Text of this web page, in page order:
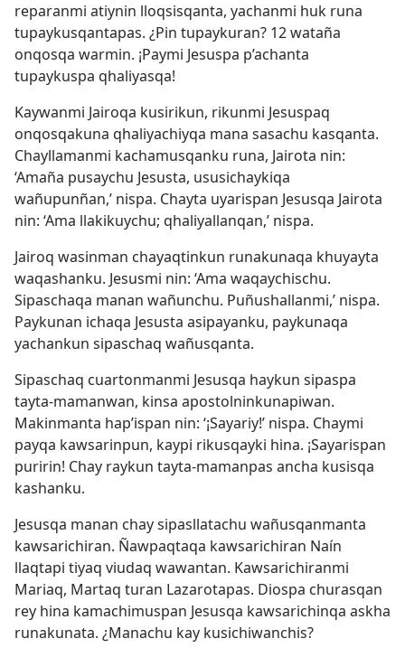
reparanmi atiynin lloqsisqanta, yachanmi huk runa
tupaykusqantapas. ¿Pin tupaykuran? 12 wataña
onqosqa warmin. ¡Paymi Jesuspa p’achanta
tupaykuspa qhaliyasqa!
Kaywanmi Jairoqa kusirikun, rikunmi Jesuspaq
onqosqakuna qhaliyachiyqa mana sasachu kasqanta.
Chayllamanmi kachamusqanku runa, Jairota nin:
‘Amaña pusaychu Jesusta, ususichaykiqa
wañupunñan,’ nispa. Chayta uyarispan Jesusqa Jairota
nin: ‘Ama llakikuychu; qhaliyallanqan,’ nispa.
Jairoq wasinman chayaqtinkun runakunaqa khuyayta
waqashanku. Jesusmi nin: ‘Ama waqaychischu.
Sipaschaqa manan wañunchu. Puñushallanmi,’ nispa.
Paykunan ichaqa Jesusta asipayanku, paykunaqa
yachankun sipaschaq wañusqanta.
Sipaschaq cuartonmanmi Jesusqa haykun sipaspa
tayta-mamanwan, kinsa apostolninkunapiwan.
Makinmanta hap’ispan nin: ‘¡Sayariy!’ nispa. Chaymi
payqa kawsarinpun, kaypi rikusqayki hina. ¡Sayarispan
puririn! Chay raykun tayta-mamanpas ancha kusisqa
kashanku.
Jesusqa manan chay sipasllatachu wañusqanmanta
kawsarichiran. Ñawpaqtaqa kawsarichiran Naín
llaqtapi tiyaq viudaq wawantan. Kawsarichiranmi
Mariaq, Martaq turan Lazarotapas. Diospa churasqan
rey hina kamachimuspan Jesusqa kawsarichinqa askha
runakunata. ¿Manachu kay kusichiwanchis?